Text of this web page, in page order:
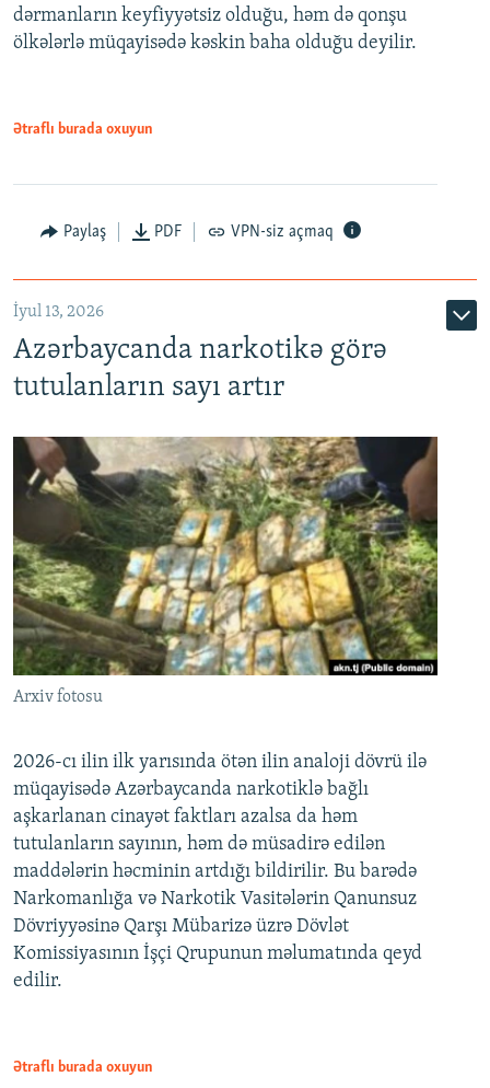
dərmanların keyfiyyətsiz olduğu, həm də qonşu
ölkələrlə müqayisədə kəskin baha olduğu deyilir.
Ətraflı burada oxuyun
Paylaş PDF VPN-siz açmaq
İyul 13, 2026
Azərbaycanda narkotikə görə
tutulanların sayı artır
Arxiv fotosu
2026-cı ilin ilk yarısında ötən ilin analoji dövrü ilə
müqayisədə Azərbaycanda narkotiklə bağlı
aşkarlanan cinayət faktları azalsa da həm
tutulanların sayının, həm də müsadirə edilən
maddələrin həcminin artdığı bildirilir. Bu barədə
Narkomanlığa və Narkotik Vasitələrin Qanunsuz
Dövriyyəsinə Qarşı Mübarizə üzrə Dövlət
Komissiyasının İşçi Qrupunun məlumatında qeyd
edilir.
Ətraflı burada oxuyun